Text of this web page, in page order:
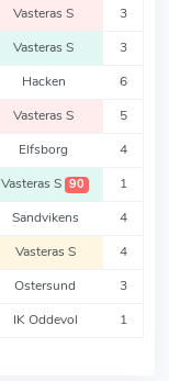
Vasteras S 3
Vasteras S 3
Hacken 6
Vasteras S 5
Elfsborg 4
Vasteras S 90 1
Sandvikens 4
Vasteras S 4
Ostersund 3
IK Oddevol 1